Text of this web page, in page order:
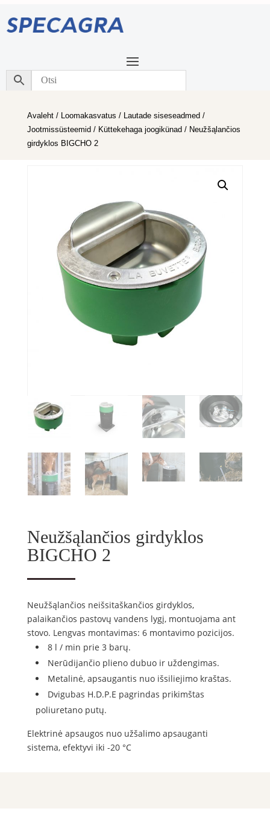
Avaleht/ Loomakasvatus / Lautade siseseadmed /
Jootmissüsteemid / Küttekehaga joogikünad / Neužšąlančios
girdyklos BIGCHO 2
Neužšąlančios girdyklos
BIGCHO 2
Neužšąlančios neišsitaškančios girdyklos,
palaikančios pastovų vandens lygį, montuojama ant
stovo. Lengvas montavimas: 6 montavimo pozicijos.
8 l / min prie 3 barų.
Nerūdijančio plieno dubuo ir uždengimas.
Metalinė, apsaugantis nuo išsiliejimo kraštas.
Dvigubas H.D.P.E pagrindas prikimštas
poliuretano putų.
Elektrinė apsaugos nuo užšalimo apsauganti
sistema, efektyvi iki -20 °C